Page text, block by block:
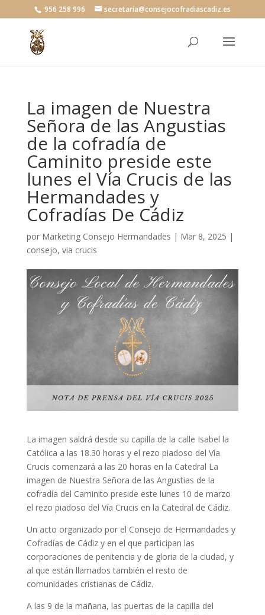
956 258 996 secretaria@consejocofradiascadiz.es
La imagen de Nuestra
Señora de las Angustias
de la cofradía de
Caminito preside este
lunes el Vía Crucis de las
Hermandades y
Cofradías De Cádiz
por Marketing Consejo Hermandades | Mar 8, 2025 |
consejo, via crucis
La imagen saldrá desde su capilla de la calle Isabel la
Católica a las 18.30 horas y el rezo piadoso del Vía
Crucis comenzará a las 20 horas en la Catedral La
imagen de Nuestra Señora de las Angustias de la
cofradía del Caminito preside este lunes 10 de marzo
el rezo piadoso del Vía Crucis en la Catedral de Cádiz.
Un acto organizado por el Consejo de Hermandades y
Cofradías de Cádiz y en el que participan las
corporaciones de penitencia y de gloria de la ciudad, y
al que están llamados también el resto de
comunidades cristianas de Cádiz.
A las 9 de la mañana, las puertas de la capilla del